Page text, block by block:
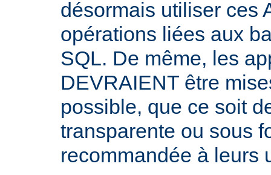
désormais utiliser ces
opérations liées aux
SQL. De même, les
DEVRAIENT être
possible, que ce soit
transparente ou sous
recommandée à leurs